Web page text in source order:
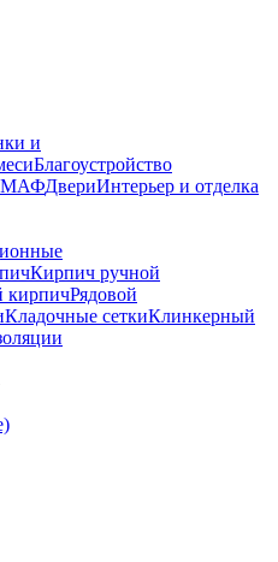
и
Благоустройство
МАФДвериИнтерьер и отделка
Кирпич ручной
кирпичРядовой
Кладочные сеткиКлинкерный